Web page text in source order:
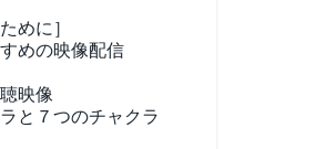
めに］
めの映像配信
映像
と７つのチャクラ